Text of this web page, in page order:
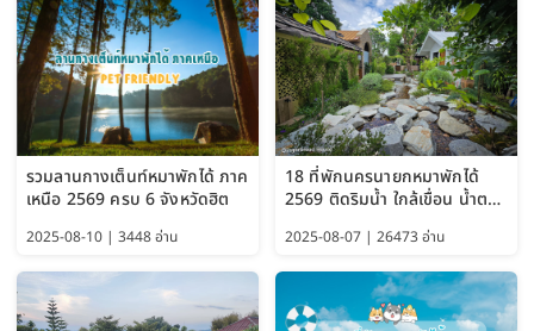
รวมลานกางเต็นท์หมาพักได้ ภาค
เหนือ 2569 ครบ 6 จังหวัดฮิต
2025-08-10 | 3448 อ่าน
18 ที่พักนครนายกหมาพักได้
2569 ติดริมน้ำ ใกล้เขื่อน น้ำตก
ได้
2025-08-07 | 26473 อ่าน